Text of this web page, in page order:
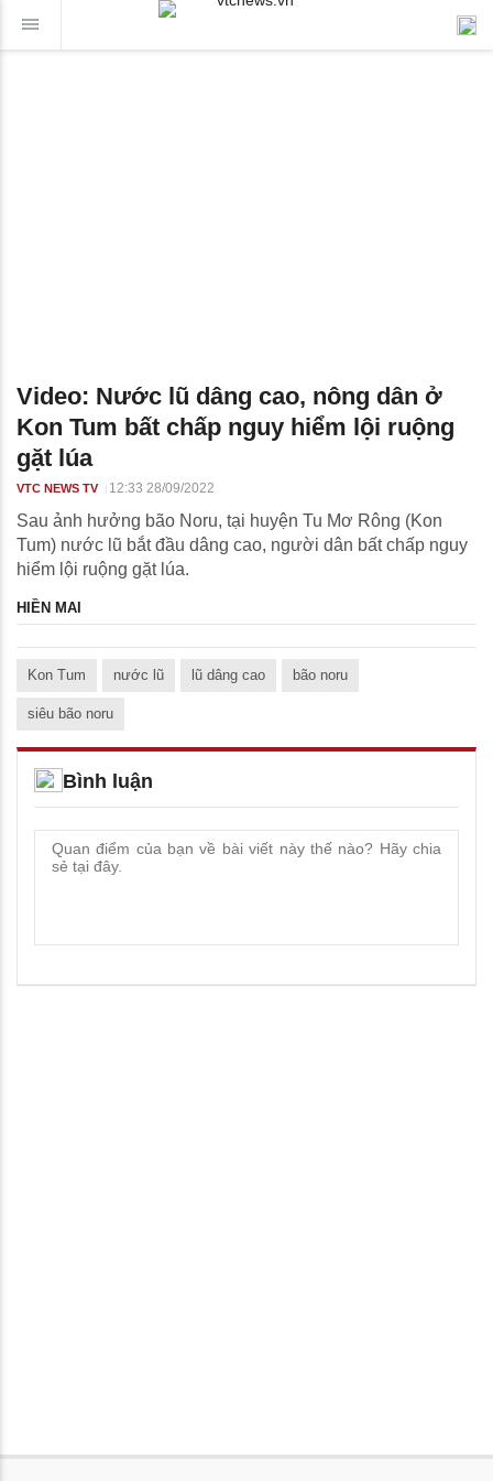
Video: Nước lũ dâng cao, nông dân ở
Kon Tum bất chấp nguy hiểm lội ruộng
gặt lúa
VTC NEWS TV 12:33 28/09/2022
Sau ảnh hưởng bão Noru, tại huyện Tu Mơ Rông (Kon
Tum) nước lũ bắt đầu dâng cao, người dân bất chấp nguy
hiểm lội ruộng gặt lúa.
HIỀN MAI
Kon Tum nước lũ lũ dâng cao bão noru
siêu bão noru
Bình luận